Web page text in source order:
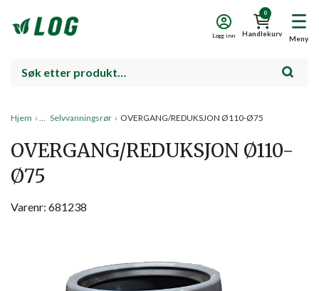
Meny
0
Handlekurv
Logg inn
Hjem › Selvvanningsrør › OVERGANG/REDUKSJON Ø110-Ø75
OVERGANG/REDUKSJON Ø110-
Ø75
Varenr: 681238